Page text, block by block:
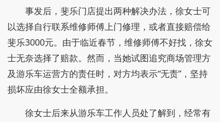
事发后，斐乐门店提出两种解决办法，徐女士可
以选择自行联系维修师傅上门修理，或者直接赔偿给
斐乐3000元。由于临近春节，维修师傅不好找，徐女
士无奈选择了赔款。然而，当她试图追究商场管理方
及游乐车运营方的责任时，对方均表示“无责”，坚持
损坏应由徐女士全额承担。
徐女士后来从游乐车工作人员处了解到，经常有